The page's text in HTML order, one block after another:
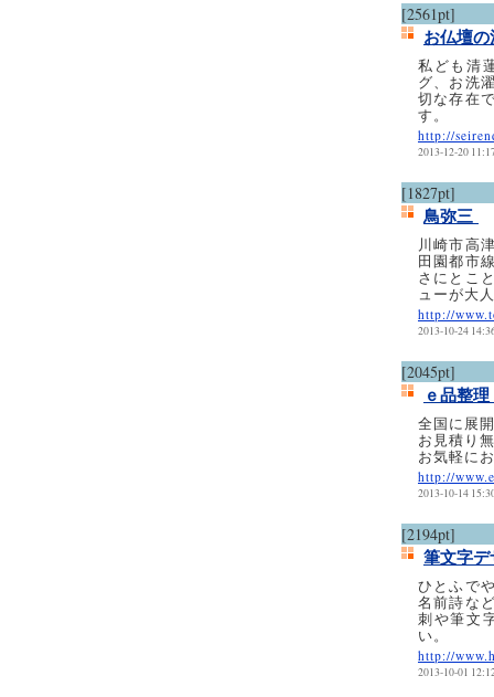
[2561pt]
お仏壇
私ども清
グ、お洗
切な存在
す。
http://
2013-12-20
[1827pt]
鳥弥三
川崎市高
田園都市
さにとこ
ューが大
http://
2013-10-24
[2045pt]
ｅ品整理
全国に展
お見積り
お気軽に
http://
2013-10-14
[2194pt]
筆文字
ひとふで
名前詩な
刺や筆文
い。
http://
2013-10-01